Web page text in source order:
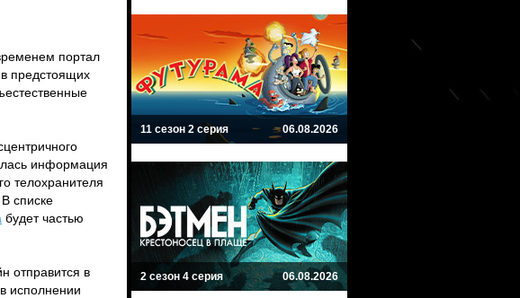
портал
предстоящих
информация
телохранителя
списке
будет частью
отправится в
исполнении
11 сезон 2 серия 06.08.2026
2 сезон 4 серия 06.08.2026